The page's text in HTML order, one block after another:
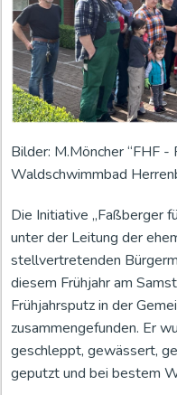
Bilder: M.Möncher “FHF -
Waldschwimmbad
Die Initiative „Faßberger
unter der Leitung der
stellvertretenden
diesem Frühjahr am
Frühjahrsputz in der
zusammengefunden. Er
geschleppt, gewässert,
geputzt und bei bestem